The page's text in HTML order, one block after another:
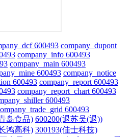
600493 company_dupont
company_info 600493
company_main 600493
600493 company_notice
600493 company_report 600493
company_report_chart 600493
600493
600493
岛食品) 600200(退苏吴(退))
鸿高科) 300193(佳士科技)